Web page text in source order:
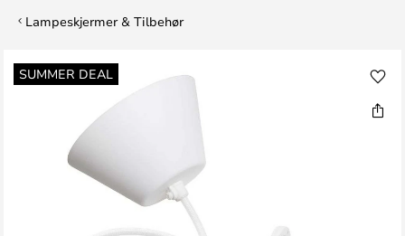
Lampeskjermer & Tilbehør
SUMMER DEAL
Gå
til
bildegalleri